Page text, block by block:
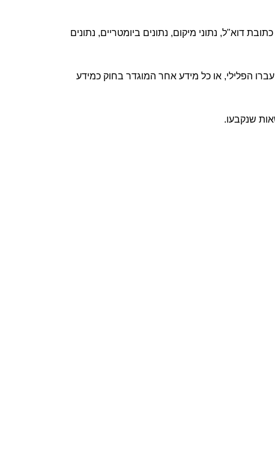
דוא"ל, נתוני מיקום, נתונים ביומטריים, נתונים
עברו הפלילי, או כל מידע אחר המוגדר בחוק כמידע
שנקבעו.